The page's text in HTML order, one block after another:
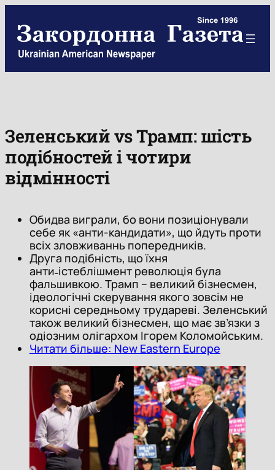
content
Зеленський vs Трамп: шість
подібностей і чотири
відмінності
Обидва виграли, бо вони позиціонували
себе як «анти-кандидати», що йдуть проти
всіх зловживаннь попередників.
Друга подібність, що їхня
анти˗істеблішмент революція була
фальшивкою. Трамп – великий бізнесмен,
ідеологічні скерування якого зовсім не
корисні середньому трудареві. Зеленський
також великий бізнесмен, що має зв’язки з
одіозним олігархом Ігорем Коломойським.
Читати більше: New Eastern Europe